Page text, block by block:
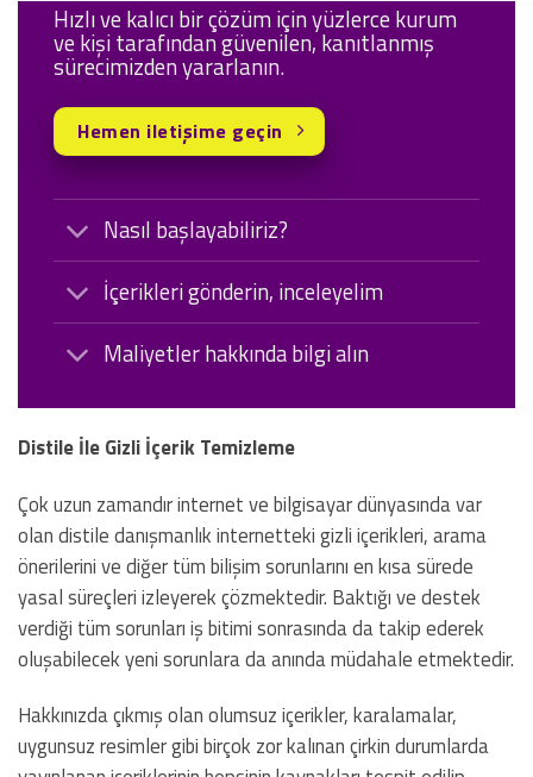
Nasıl başlayabiliriz?
İçerikleri gönderin, inceleyelim
Maliyetler hakkında bilgi alın
Hızlı ve kalıcı bir çözüm için yüzlerce kurum
ve kişi tarafından güvenilen, kanıtlanmış
sürecimizden yararlanın.
Hemen iletişime geçin
Distile İle Gizli İçerik Temizleme
Çok uzun zamandır internet ve bilgisayar dünyasında var
olan distile danışmanlık internetteki gizli içerikleri, arama
önerilerini ve diğer tüm bilişim sorunlarını en kısa sürede
yasal süreçleri izleyerek çözmektedir. Baktığı ve destek
verdiği tüm sorunları iş bitimi sonrasında da takip ederek
oluşabilecek yeni sorunlara da anında müdahale etmektedir.
Hakkınızda çıkmış olan olumsuz içerikler, karalamalar,
uygunsuz resimler gibi birçok zor kalınan çirkin durumlarda